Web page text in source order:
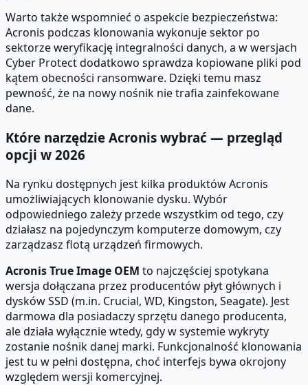
Warto także wspomnieć o aspekcie bezpieczeństwa:
Acronis podczas klonowania wykonuje sektor po
sektorze weryfikację integralności danych, a w wersjach
Cyber Protect dodatkowo sprawdza kopiowane pliki pod
kątem obecności ransomware. Dzięki temu masz
pewność, że na nowy nośnik nie trafia zainfekowane
dane.
Które narzędzie Acronis wybrać — przegląd
opcji w 2026
Na rynku dostępnych jest kilka produktów Acronis
umożliwiających klonowanie dysku. Wybór
odpowiedniego zależy przede wszystkim od tego, czy
działasz na pojedynczym komputerze domowym, czy
zarządzasz flotą urządzeń firmowych.
Acronis True Image OEM to najczęściej spotykana
wersja dołączana przez producentów płyt głównych i
dysków SSD (m.in. Crucial, WD, Kingston, Seagate). Jest
darmowa dla posiadaczy sprzętu danego producenta,
ale działa wyłącznie wtedy, gdy w systemie wykryty
zostanie nośnik danej marki. Funkcjonalność klonowania
jest tu w pełni dostępna, choć interfejs bywa okrojony
względem wersji komercyjnej.